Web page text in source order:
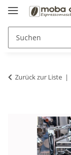
Zurück zur Liste